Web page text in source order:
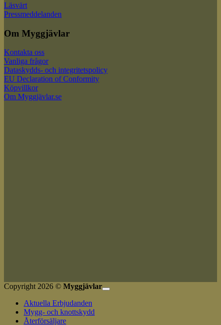
Läsvärt
Pressmeddelanden
Om Myggjävlar
Kontakta oss
Vanliga frågor
Dataskydds- och integritetspolicy
EU Declaration of Conformity
Köpvillkor
Om Myggjävlar.se
Copyright 2026 © Myggjävlar
Aktuella Erbjudanden
Mygg- och knottskydd
Återförsäljare